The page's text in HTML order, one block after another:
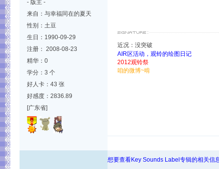
- 版主 -
来自：与幸福同在的夏天
性别：土豆
生日：1990-09-29
注册： 2008-08-23
精华：0
学分：3 个
好人卡：43 张
好感度：2836.89
[广东省]
近况：没突破
AIR区活动，观铃的绘图日记
2012观铃祭
咱的微博~啃
想要查看Key Sounds Label专辑的相关信